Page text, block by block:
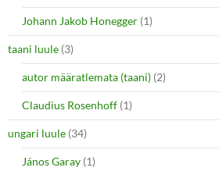
Johann Jakob Honegger (1)
taani luule (3)
autor määratlemata (taani) (2)
Claudius Rosenhoff (1)
ungari luule (34)
János Garay (1)